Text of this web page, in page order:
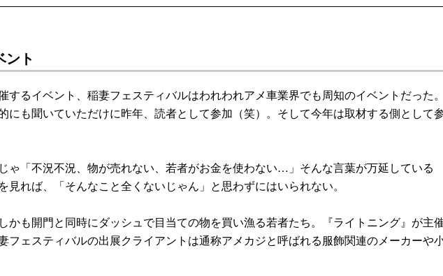
ント
るイベント、稲妻フェスティバルはわれわれアメ車業界でも周知のイベントだった。
にも聞いていただけに昨年、読者として参加（笑）。そして今年は取材する側として
「不況不況、物が売れない、若者がお金を使わない…」そんな言葉が万延している
見れば、「そんなこと全くないじゃん」と思わずにはいられない。
かも開門と同時にダッシュで目当ての物を買い漁る若者たち。『ライトニング』が主
フェスティバルの出展クライアントは通称アメカジと呼ばれる服飾関連のメーカーや